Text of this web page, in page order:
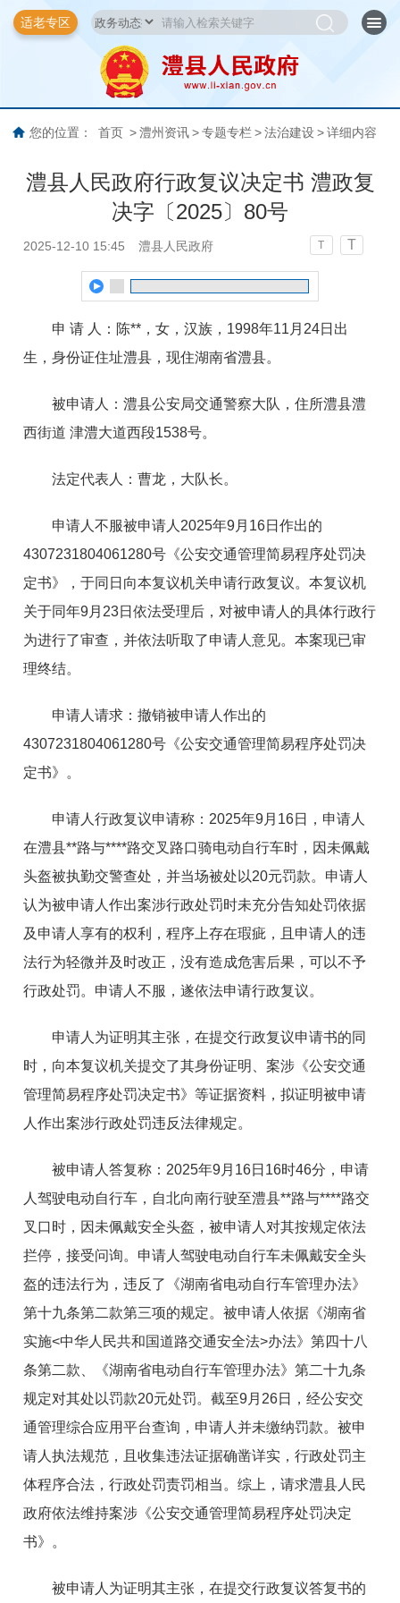
适老专区
您的位置： 首页 > 澧州资讯 > 专题专栏 > 法治建设 > 详细内容
澧县人民政府行政复议决定书 澧政复
决字〔2025〕80号
2025-12-10 15:45 澧县人民政府 T T
申 请 人 ： 陈** ，女，汉族，1998年11月24日出
生，身份证住址澧县，现住湖南省澧县。
被申请人：澧县公安局交通警察大队，住所澧县澧
西街道 津澧大道西段1538号。
法定代表人：曹龙，大队长。
申请人不服被申请人2025年9月16日作出的
4307231804061280号《公安交通管理简易程序处罚决
定书》，于同日向本复议机关申请行政复议。本复议机
关于同年9月23日依法受理后，对被申请人的具体行政行
为进行了审查，并依法听取了申请人意见。本案现已审
理终结。
申请人请求：撤销被申请人作出的
4307231804061280号《公安交通管理简易程序处罚决
定书》。
申请人行政复议申请称：2025年9月16日，申请人
在澧县**路与****路交叉路口骑电动自行车时，因未佩戴
头盔被执勤交警查处，并当场被处以20元罚款。申请人
认为被申请人作出案涉行政处罚时未充分告知处罚依据
及申请人享有的权利，程序上存在瑕疵，且申请人的违
法行为轻微并及时改正，没有造成危害后果，可以不予
行政处罚。申请人不服，遂依法申请行政复议。
申请人为证明其主张，在提交行政复议申请书的同
时，向本复议机关提交了其身份证明、案涉《公安交通
管理简易程序处罚决定书》等证据资料，拟证明被申请
人作出案涉行政处罚违反法律规定。
被申请人答复称：2025年9月16日16时46分，申请
人驾驶电动自行车，自北向南行驶至澧县**路与****路交
叉口时，因未佩戴安全头盔，被申请人对其按规定依法
拦停，接受问询。申请人驾驶电动自行车未佩戴安全头
盔的违法行为，违反了《湖南省电动自行车管理办法》
第十九条第二款第三项的规定。被申请人依据《湖南省
实施<中华人民共和国道路交通安全法>办法》第四十八
条第二款、《湖南省电动自行车管理办法》第二十九条
规定对其处以罚款20元处罚。截至9月26日，经公安交
通管理综合应用平台查询，申请人并未缴纳罚款。被申
请人执法规范，且收集违法证据确凿详实，行政处罚主
体程序合法，行政处罚责罚相当。综上，请求澧县人民
政府依法维持案涉《公安交通管理简易程序处罚决定
书》。
被申请人为证明其主张，在提交行政复议答复书的